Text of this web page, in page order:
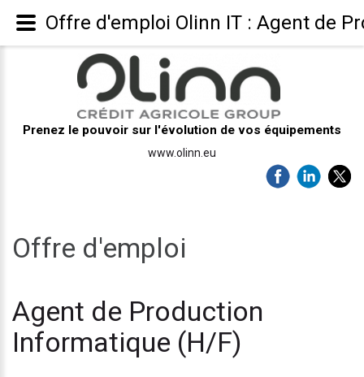
Prenez le pouvoir sur l'évolution de vos équipements
www.olinn.eu
Offre d'emploi
Agent de Production
Informatique (H/F)
Offre d'emploi Olinn IT : Agent de